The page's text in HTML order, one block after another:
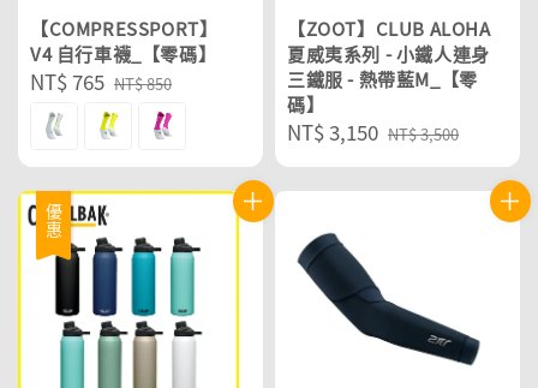
【COMPRESSPORT】
V4 自行車襪_【零碼】
Sale
price
NT$ 765 Regular
price
NT$ 850
【ZOOT】CLUB ALOHA
夏威夷系列 - 小鐵人連身
三鐵服 - 熱帶藍M_【零
碼】
Sale
price
NT$ 3,150 Regular
price
NT$ 3,500
優惠